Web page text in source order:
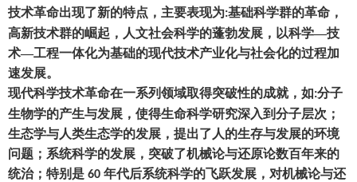
技术革命出现了新的特点 ， 主要表现为:基础科学群的革命 ，
高新技术群的崛起 ， 人文社会科学的蓬勃发展 ， 以科学—技
术—工程一体化为基础的现代技术产业化与社会化的过程加
速发展。
现代科学技术革命在一系列领域取得突破性的成就， 如:分子
生物学的产生与发展 ， 使得生命科学研究深入到分子层次 ；
生态学与人类生态学的发展 ， 提出了人的生存与发展的环境
问题 ； 系统科学的发展 ， 突破了机械论与还原论数百年来的
统治； 特别是 60 年代后系统科学的飞跃发展 ， 对机械论与还